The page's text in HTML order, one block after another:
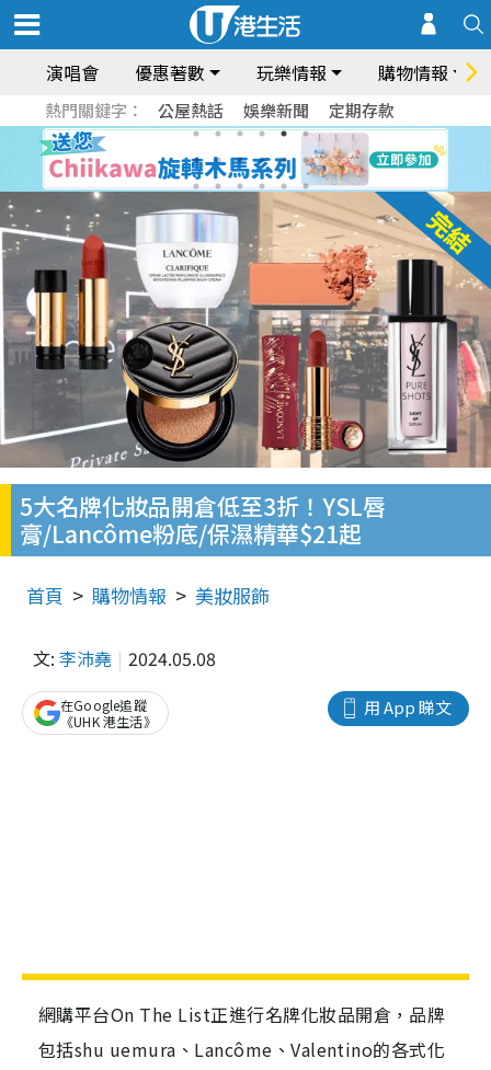
演唱會 優惠著數 玩樂情報 購物情報
熱門關鍵字： 公屋熱話 娛樂新聞 定期存款
5大名牌化妝品開倉低至3折！YSL唇
膏/Lancôme粉底/保濕精華$21起
首頁 購物情報 美妝服飾
文: 李沛堯 2024.05.08
用 App 睇文
在Google追蹤
《UHK 港生活》
網購平台On The List正進行名牌化妝品開倉，品牌
包括shu uemura、Lancôme、Valentino的各式化